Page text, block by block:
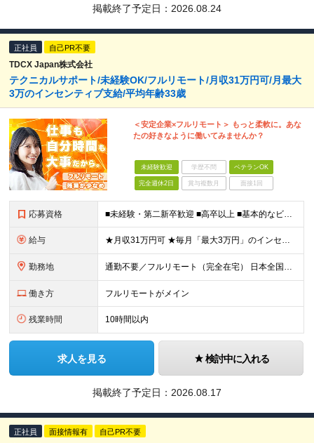
掲載終了予定日： 2026.08.24
正社員 自己PR不要
TDCX Japan株式会社
テクニカルサポート/未経験OK/フルリモート/月収31万円可/月最大
3万のインセンティブ支給/平均年齢33歳
＜安定企業×フルリモート＞ もっと柔軟に。あな
たの好きなように働いてみませんか？
未経験歓迎 学歴不問 ベテランOK
完全週休2日 賞与複数月 面接1回
応募資格 ■未経験・第二新卒歓迎 ■高卒以上 ■基本的なビジネスマナーがある方(敬語表現や対人接客経験など) ■スマホ、タブレットなど、ある程度理解や簡単なサポートができる方 例） ・家電量販店の販売経験
給与 ★月収31万円可 ★毎月「最大3万円」のインセンティブあり 月給266,228円～＋スキル手当（15,000円）＋インセンティブ（月最大3万円） ※月給例（月額最大額）：281,228 円＋残業代発
勤務地 通勤不要／フルリモート（完全在宅） 日本全国47都道府県のお住まいで働けます！ ※転勤はありません 【本社】 神奈川県横浜市神奈川区金港町1‐7 横浜ダイヤビル 本社所在地：神奈川県
働き方 フルリモートがメイン
残業時間 10時間以内
求人を見る 検討中に入れる
掲載終了予定日： 2026.08.17
正社員 面接情報有 自己PR不要